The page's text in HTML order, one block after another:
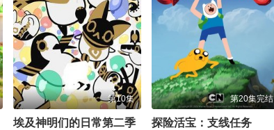
第10集
埃及神明们的日常第二季
第20集完结
探险活宝：支线任务